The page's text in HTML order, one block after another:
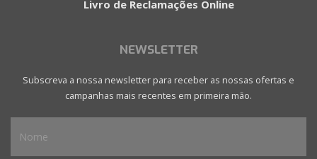
Livro de Reclamações Online
NEWSLETTER
Subscreva a nossa newsletter para receber as nossas ofertas e
campanhas mais recentes em primeira mão.